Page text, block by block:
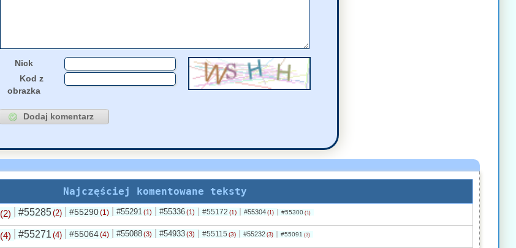
Nick
Kod z
obrazka
Najczęściej komentowane teksty
(2) #55285(2) #55290(1) #55291 (1) #55336 (1) #55172 (1) #55304 (1) #55300 (1)
(4) #55271 (4) #55064(4) #55088 (3) #54933 (3) #55115 (3) #55232 (3) #55091 (3)